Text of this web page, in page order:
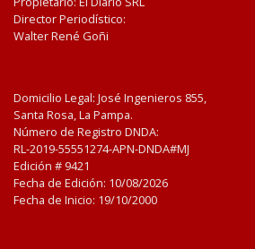
Director Periodístico:
Walter René Goñi
Domicilio Legal: José Ingenieros 855,
Santa Rosa, La Pampa.
Número de Registro DNDA:
RL-2019-55551274-APN-DNDA#MJ
Edición # 9421
Fecha de Edición: 10/08/2026
Fecha de Inicio: 19/10/2000